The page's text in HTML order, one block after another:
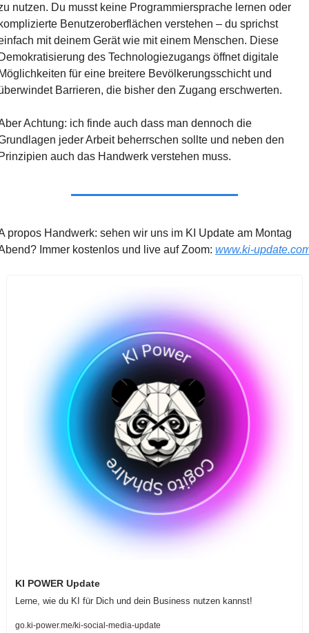
nutzen. Du musst keine Programmiersprache lernen oder
Benutzeroberflächen verstehen – du sprichst
mit deinem Gerät wie mit einem Menschen. Diese
des Technologiezugangs öffnet digitale
für eine breitere Bevölkerungsschicht und
Barrieren, die bisher den Zugang erschwerten.
Achtung: ich finde auch dass man dennoch die
jeder Arbeit beherrschen sollte und neben den
auch das Handwerk verstehen muss.
propos Handwerk: sehen wir uns im KI Update am Montag
Immer kostenlos und live auf Zoom: www.ki-
KI POWER Update
Lerne, wie du KI für Dich und dein Business nutzen kannst!
go.ki-power.me/ki-social-media-update